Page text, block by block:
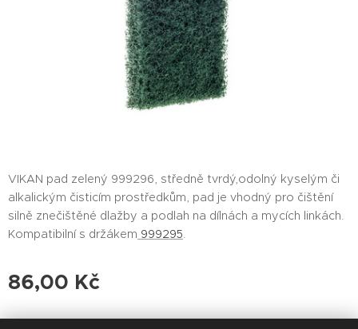
VIKAN pad zelený 999296, středně tvrdý,odolný kyselým či
alkalickým čisticím prostředkům, pad je vhodný pro čištění
silně znečištěné dlažby a podlah na dílnách a mycích linkách.
Kompatibilní s držákem 999295.
86,00 Kč